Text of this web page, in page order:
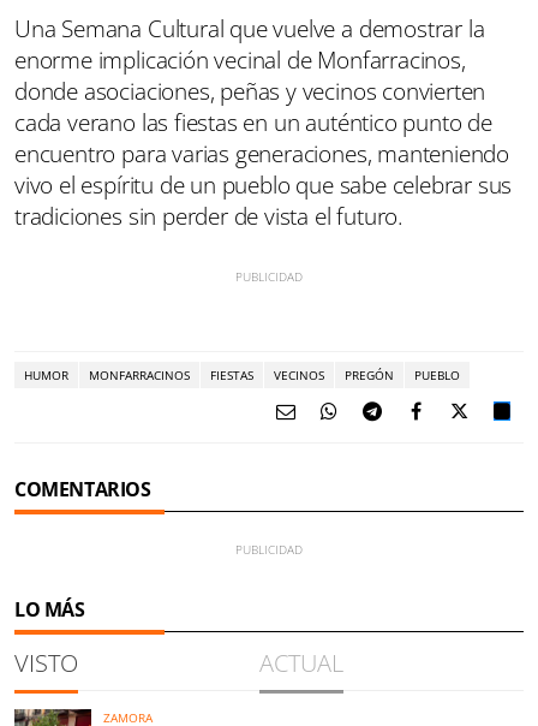
Una Semana Cultural que vuelve a demostrar la
enorme implicación vecinal de Monfarracinos,
donde asociaciones, peñas y vecinos convierten
cada verano las fiestas en un auténtico punto de
encuentro para varias generaciones, manteniendo
vivo el espíritu de un pueblo que sabe celebrar sus
tradiciones sin perder de vista el futuro.
HUMOR MONFARRACINOS FIESTAS VECINOS PREGÓN PUEBLO
COMENTARIOS
LO MÁS
VISTO ACTUAL
ZAMORA